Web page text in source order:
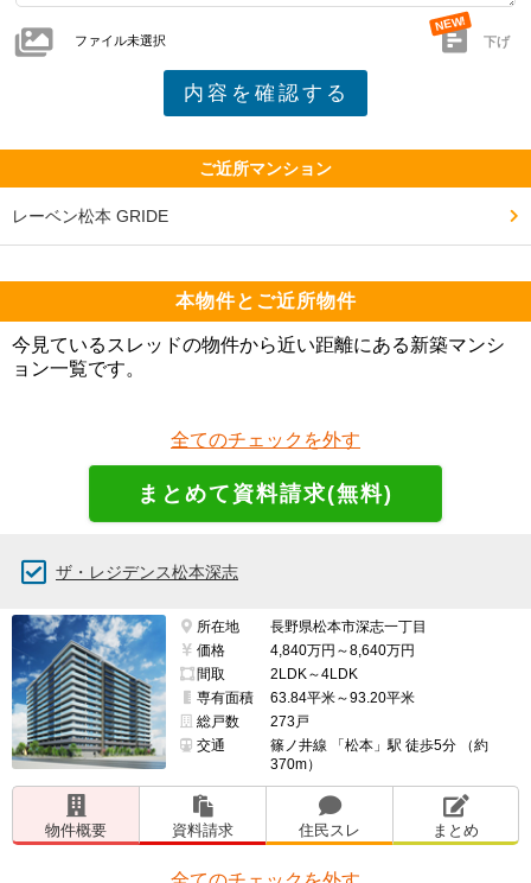
ファイル未選択 下げ
ご近所マンション
レーベン松本 GRIDE
本物件とご近所物件
今見ているスレッドの物件から近い距離にある新築マンシ
ョン一覧です。
全てのチェックを外す
ザ・レジデンス松本深志
所在地
長野県松本市深志一丁目
価格
4,840万円～8,640万円
間取
2LDK～4LDK
専有面積
63.84平米～93.20平米
総戸数
273戸
交通
篠ノ井線 「松本」駅 徒歩5分 （約
370m）
物件概要 資料請求 住民スレ まとめ